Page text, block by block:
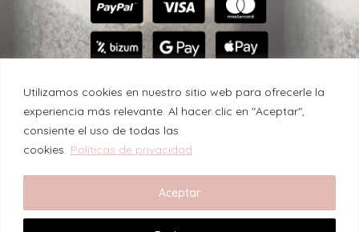
Utilizamos cookies en nuestro sitio web para ofrecerle la
experiencia más relevante. Al hacer clic en "Aceptar",
consiente el uso de todas las
cookies. Políticas de privacidad
Aceptar
Suculenta con amor © 2024